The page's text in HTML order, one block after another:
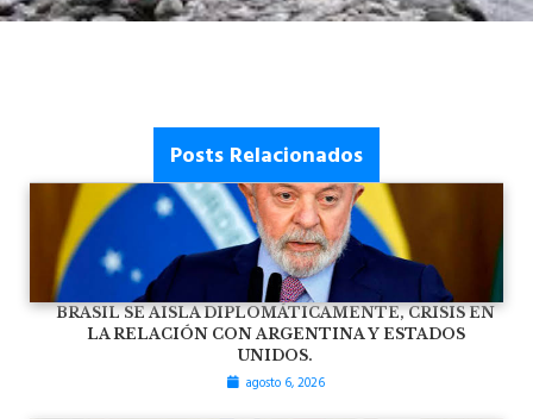
Posts Relacionados
BRASIL SE AISLA DIPLOMÁTICAMENTE, CRISIS EN
LA RELACIÓN CON ARGENTINA Y ESTADOS
UNIDOS.
agosto 6, 2026